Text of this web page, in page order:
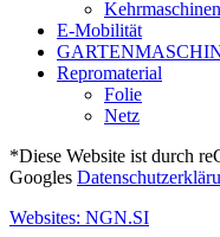
Kehrmaschinen
E-Mobilität
Repromaterial
Folie
Netz
*Diese Website ist durch
Googles
Websites: NGN.SI